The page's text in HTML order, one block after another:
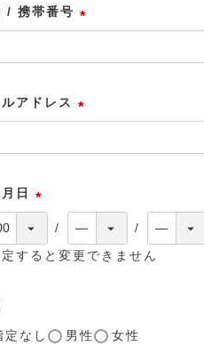
/ 携帯番号
必
)
ルアドレス
必
日
必
すると変更できません
定なし 男性 女性